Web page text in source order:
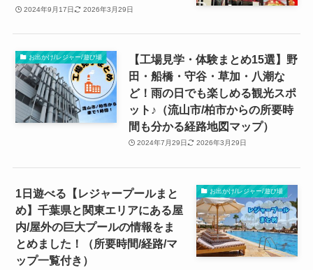
2024年9月17日 2026年3月29日
お出かけ/レジャー/遊び場
【工場見学・体験まとめ15選】野
田・船橋・守谷・草加・八潮な
ど！雨の日でも楽しめる観光スポ
ット♪（流山市/柏市からの所要時
間も分かる経路地図マップ）
2024年7月29日 2026年3月29日
お出かけ/レジャー/遊び場
1日遊べる【レジャープールまと
め】千葉県と関東エリアにある屋
内/屋外の巨大プールの情報をま
とめました！（所要時間/経路/マ
ップ一覧付き）